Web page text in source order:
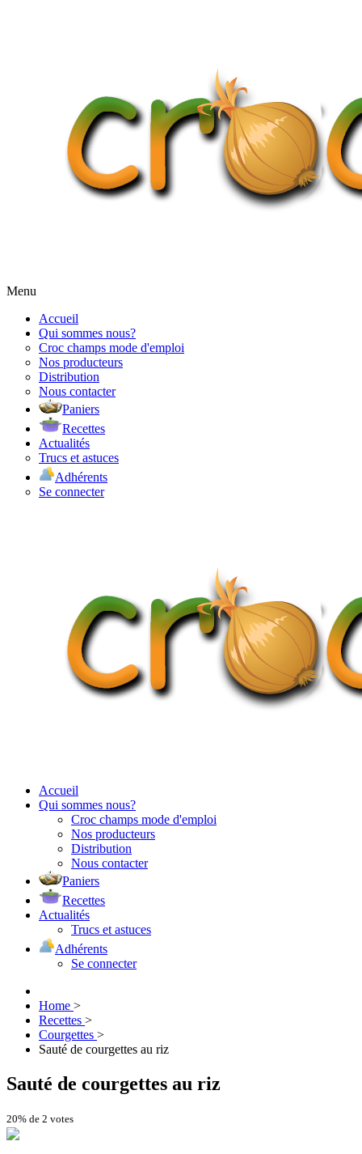
Menu
Accueil
Qui sommes nous?
Croc champs mode d'emploi
Nos producteurs
Distribution
Nous contacter
Paniers
Recettes
Actualités
Trucs et astuces
Adhérents
Se connecter
Accueil
Qui sommes nous?
Croc champs mode d'emploi
Nos producteurs
Distribution
Nous contacter
Paniers
Recettes
Actualités
Trucs et astuces
Adhérents
Se connecter
Home >
Recettes >
Courgettes >
Sauté de courgettes au riz
Sauté de courgettes au riz
20% de 2 votes